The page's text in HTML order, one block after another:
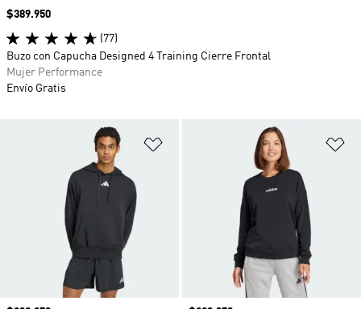
Añadir a la lista de deseos
Precio
$389.950
(77)
Buzo con Capucha Designed 4 Training Cierre Frontal
Mujer Performance
Envío Gratis